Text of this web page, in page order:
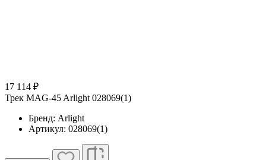
17 114 ₽
Трек MAG-45 Arlight 028069(1)
Бренд: Arlight
Артикул: 028069(1)